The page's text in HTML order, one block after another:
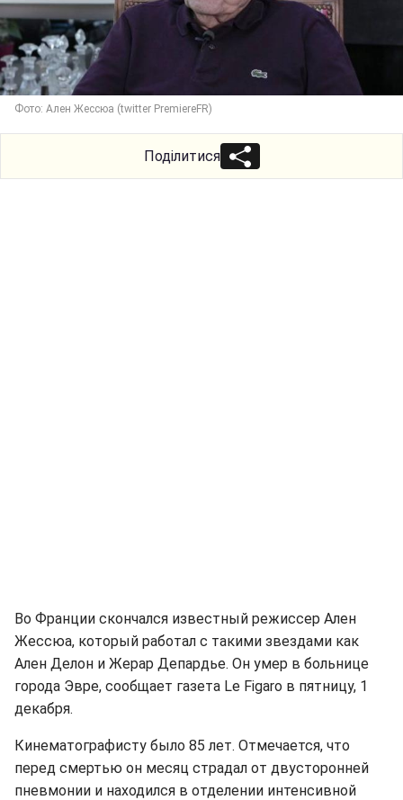
Фото: Ален Жессюа (twitter PremiereFR)
Поділитися
Во Франции скончался известный режиссер Ален
Жессюа, который работал с такими звездами как
Ален Делон и Жерар Депардье. Он умер в больнице
города Эвре, сообщает газета Le Figaro в пятницу, 1
декабря.
Кинематографисту было 85 лет. Отмечается, что
перед смертью он месяц страдал от двусторонней
пневмонии и находился в отделении интенсивной